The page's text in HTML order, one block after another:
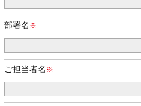
部署名
ご担当者名